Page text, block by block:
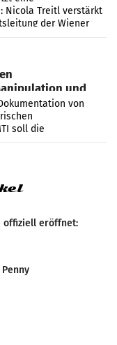
Nicola Treitl verstärkt
der Wiener
von Josef Kalina und
und
von
soll die
Manipulation und
offiziell eröffnet: